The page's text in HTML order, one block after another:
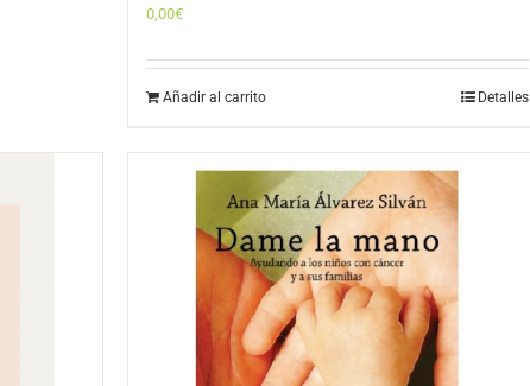
0,00€
Añadir al carrito Detalles